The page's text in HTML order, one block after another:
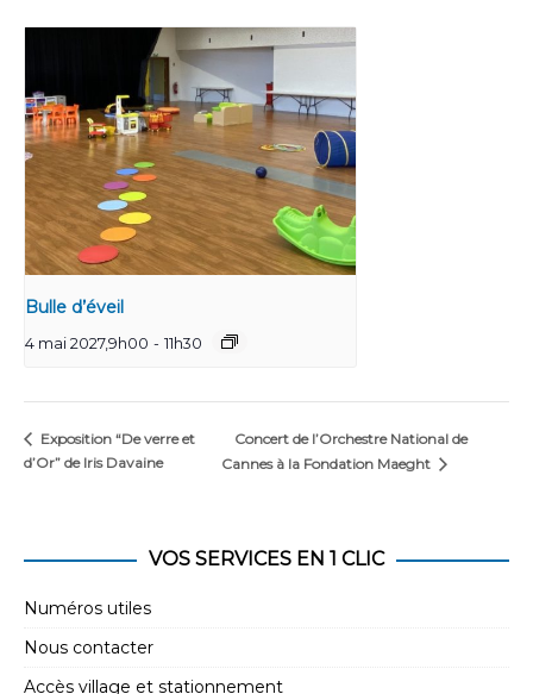
Bulle d’éveil
4 mai 2027,9h00 - 11h30
Exposition “De verre et
d’Or” de Iris Davaine
Concert de l’Orchestre National de
Cannes à la Fondation Maeght
VOS SERVICES EN 1 CLIC
Numéros utiles
Nous contacter
Accès village et stationnement